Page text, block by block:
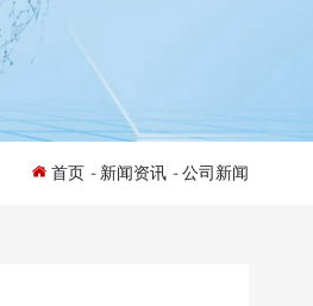
首页 - 新闻资讯 - 公司新闻